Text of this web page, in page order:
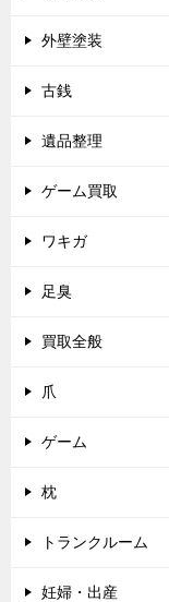
外壁塗装
古銭
遺品整理
ゲーム買取
ワキガ
足臭
買取全般
爪
ゲーム
枕
トランクルーム
妊婦・出産